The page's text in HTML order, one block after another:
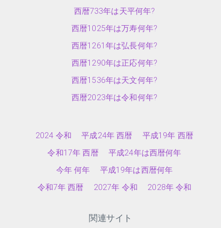
西暦733年は天平何年?
西暦1025年は万寿何年?
西暦1261年は弘長何年?
西暦1290年は正応何年?
西暦1536年は天文何年?
西暦2023年は令和何年?
2024 令和 平成24年 西暦
平成19年 西暦
令和17年 西暦
平成24年は西暦何年
今年 何年
平成19年は西暦何年
令和7年 西暦
2027年 令和 2028年 令和
関連サイト